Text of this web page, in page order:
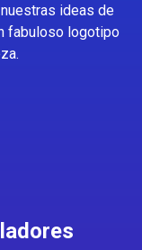
ideas de
fabuloso logotipo